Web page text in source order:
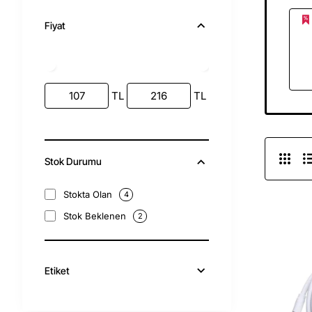
Fiyat
TL TL
Stok Durumu
Stokta Olan 4
Stok Beklenen 2
Etiket